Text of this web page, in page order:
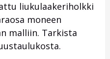
liukulaakeriholkki
moneen
malliin. Tarkista